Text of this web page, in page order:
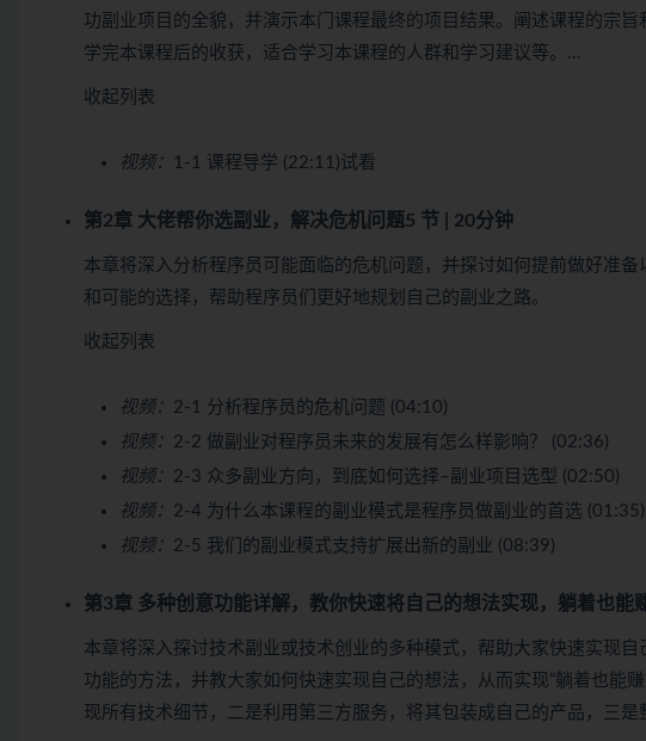
功副业项目的全貌，并演示本门课程最终的项目结果。阐述课程的宗
学完本课程后的收获，适合学习本课程的人群和学习建议等。…
收起列表
视频： 1-1 课程导学 (22:11)试看
第2章 大佬帮你选副业，解决危机问题5 节 | 20分钟
本章将深入分析程序员可能面临的危机问题，并探讨如何提前做好准
和可能的选择，帮助程序员们更好地规划自己的副业之路。
收起列表
视频： 2-1 分析程序员的危机问题 (04:10)
视频： 2-2 做副业对程序员未来的发展有怎么样影响？ (02:36)
视频： 2-3 众多副业方向，到底如何选择–副业项目选型 (02:50)
视频： 2-4 为什么本课程的副业模式是程序员做副业的首选 (01:35)
视频： 2-5 我们的副业模式支持扩展出新的副业 (08:39)
第3章 多种创意功能详解，教你快速将自己的想法实现，躺着也能
本章将深入探讨技术副业或技术创业的多种模式，帮助大家快速实现
功能的方法，并教大家如何快速实现自己的想法，从而实现“躺着也能
现所有技术细节，二是利用第三方服务，将其包装成自己的产品，三是